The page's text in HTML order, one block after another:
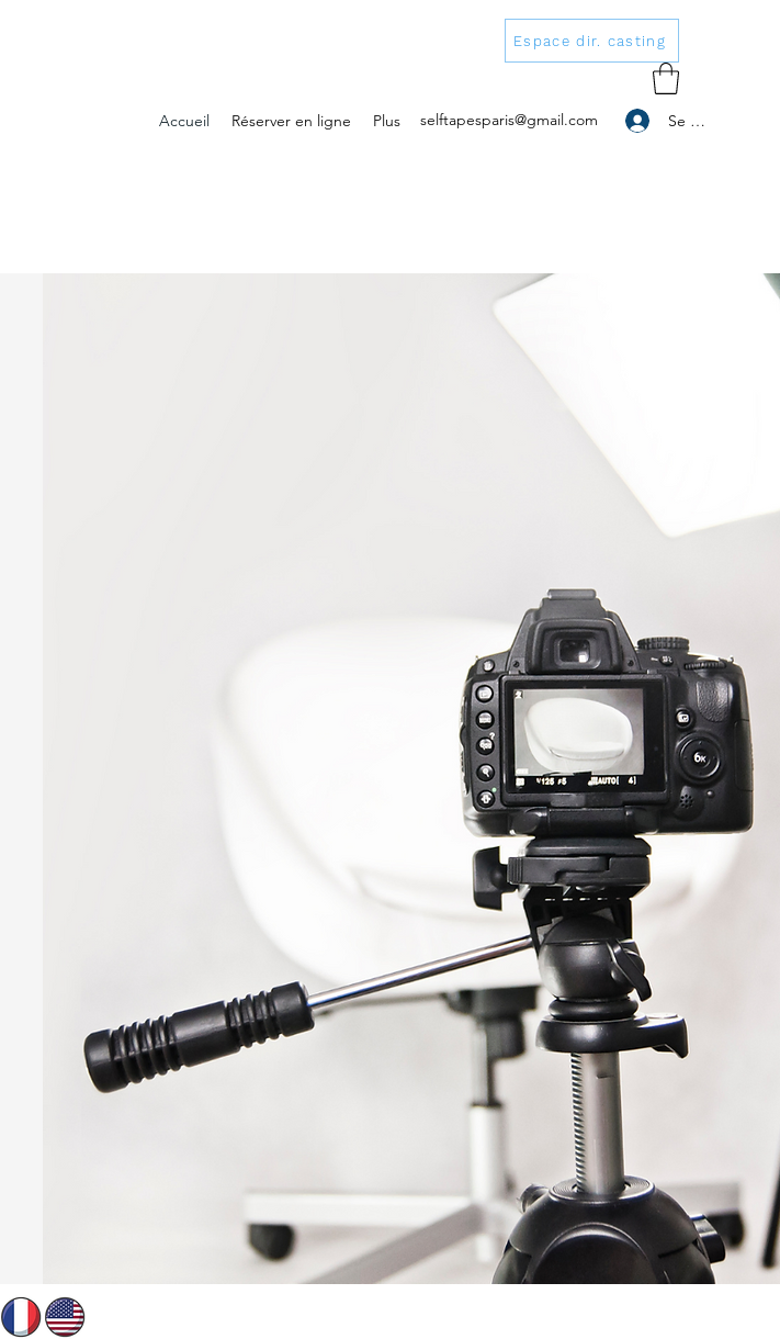
Accueil Réserver en ligne Plus selftapesparis@gmail.com Se connecter
Espace dir. casting